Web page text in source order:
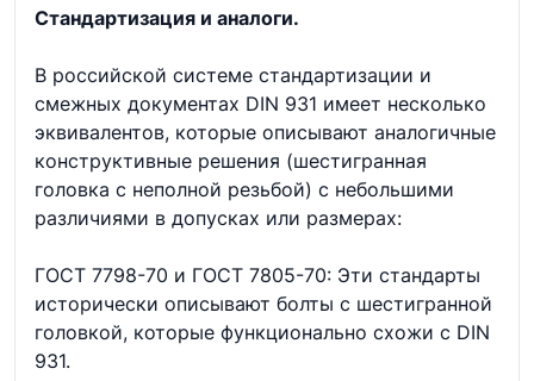
Стандартизация и аналоги.
В российской системе стандартизации и
смежных документах DIN 931 имеет несколько
эквивалентов, которые описывают аналогичные
конструктивные решения (шестигранная
головка с неполной резьбой) с небольшими
различиями в допусках или размерах:
ГОСТ 7798-70 и ГОСТ 7805-70: Эти стандарты
исторически описывают болты с шестигранной
головкой, которые функционально схожи с DIN
931.